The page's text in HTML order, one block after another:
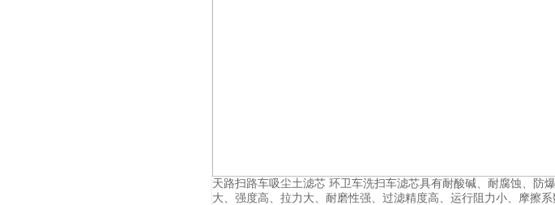
天路扫路车吸尘土滤芯 环卫车洗扫车滤芯具有耐酸碱、耐腐蚀、防
大、强度高、拉力大、耐磨性强、过滤精度高、运行阻力小、摩擦